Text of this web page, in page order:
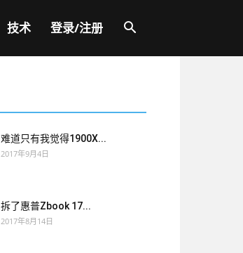
技术 登录/注册
难道只有我觉得1900X...
2017年9月4日
拆了惠普Zbook 17...
2017年8月14日